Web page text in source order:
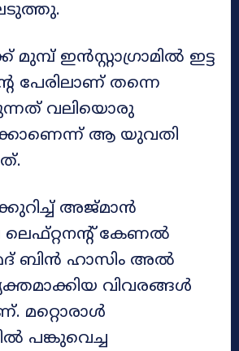
ഇൻസ്റ്റാഗ്രാമിൽ ഇട്ട
പേരിലാണ് തന്നെ
വലിയൊരു
ആ യുവതി
അജ്മാൻ
ലെഫ്റ്റനന്റ് കേണൽ
ബിൻ ഹാസിം അൽ
വിവരങ്ങൾ
മറ്റൊരാൾ
പങ്കുവെച്ച